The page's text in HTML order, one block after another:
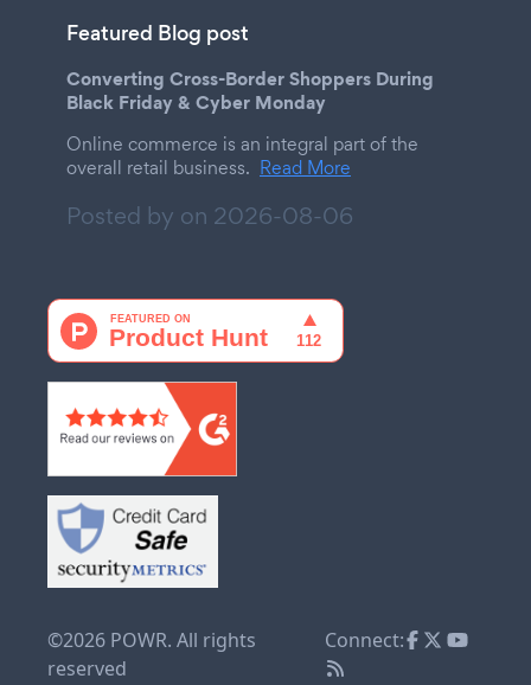
Featured Blog post
Converting Cross-Border Shoppers During
Black Friday & Cyber Monday
Online commerce is an integral part of the
overall retail business. Read More
Posted by on 2026-08-06
©2026 POWR. All rights
reserved
Connect: